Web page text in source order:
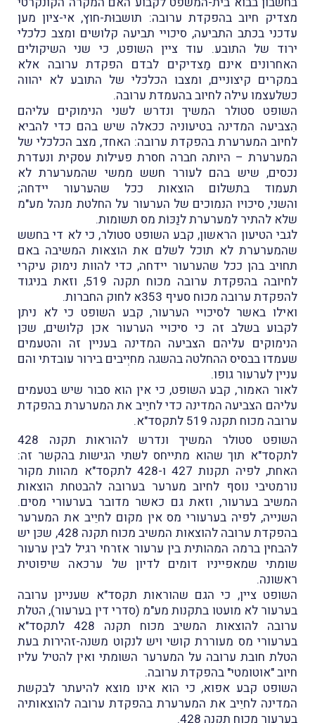
מצדיק חיוב בהפקדת ערובה: תושבוּת-חוץ, אי-ציון מען
עדכני בכתב התביעה, סיכויי תביעה קלושים ומצב כלכלי
ירוד של התובע. עוד ציין השופט, כי שני השיקולים
האחרונים אינם מַצדיקים לבדם הפקדת ערובה אלא
במקרים קיצוניים, ומצבו הכלכלי של התובע לא יהווה
כשלעצמו עילה לחיוב בהעמדת ערובה.
השופט סטולר המשיך ונדרש לשני הנימוקים עליהם
הִצביעה המדינה בטיעוניה ככאלה שיש בהם כדי להביא
לחיוב המערערת בהפקדת ערובה: האחד, מצב הכלכלי של
המערערת – היותה חברה חסרת פעילות עסקית ונעדרת
נכסים, שיש בהם לעורר חשש ממשי שהמערערת לא
תעמוד בתשלום הוצאות ככל שהערעור יידחה;
והשני, סיכויו הנמוכים של הערעור על החלטת מנהל מע"מ
שלא להתיר למערערת לנַכּוֹת מס תשומות.
לגבי הטיעון הראשון, קבע השופט סטולר, כי לא די בחשש
שהמערערת לא תוכל לשלם את הוצאות המשיבה באם
תחויב בהן ככל שהערעור יידחה, כדי להוות נימוק עיקרי
לחיובה בהפקדת ערובה מכוח תקנה 519, וזאת בניגוד
להפקדת ערובה מכוח סעיף 353א לחוק החברות.
ואילו באשר לסיכויי הערעור, קבע השופט כי לא ניתן
לקבוע בשלב זה כי סיכויי הערעור אכן קלושים, שכּן
הנימוקים עליהם הצביעה המדינה בעניין זה והטעמים
שעמדו בבסיס ההחלטה בהשגה מחיְיבים בירור עובדתי והם
עניין לערעור גופו.
לאור האמור, קבע השופט, כי אין הוא סבור שיש בטעמים
עליהם הצביעה המדינה כדי לחיֵיב את המערערת בהפקדת
ערובה מכוח תקנה 519 לתקסד"א.
השופט סטולר המשיך ונדרש להוראות תקנה 428
לתקסד"א תוך שהוא מתייחס לשתי הגישות בהקשר זה:
האחת, לפיה תקנות 427 ו-428 לתקסד"א מהוות מקור
נורמטיבי נוסף לחיוב מערער בערובה להבטחת הוצאות
המשיב בערעור, וזאת גם כאשר מדובר בערעורי מסים.
השנייה, לפיה בערעורי מס אין מקום לחיֵיב את המערער
בהפקדת ערובה להוצאות המשיב מכוח תקנה 428, שכּן יש
להבחין ברמה המהותית בין ערעור אזרחי רגיל לבין ערעור
שומתי שמאפייניו דומים לדיון של ערכאה שיפוטית
ראשונה.
השופט ציין, כי הגם שהוראות תקסד"א שעניינן ערובה
בערעור לא מועטו בתקנות מע"מ (סדרי דין בערעור), הטלת
ערובה להוצאות המשיב מכוח תקנה 428 לתקסד"א
בערעורי מס מעוררת קושי ויש לנקוט משנה-זהירות בעת
הטלת חובת ערובה על המערער השומתי ואין להטיל עליו
חיוב "אוטומטי" בהפקדת ערובה.
השופט קבע אפוא, כי הוא אינו מוצא להיעתר לבקשת
המדינה לחיֵיב את המערערת בהפקדת ערובה להוצאותיה
בערעור מכוח תקנה 428.